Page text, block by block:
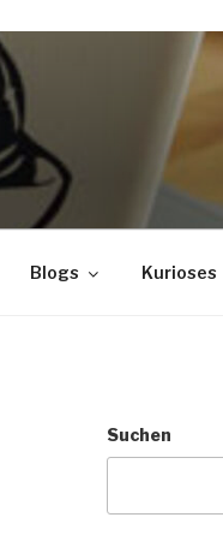
Blogs Kurioses
Suchen